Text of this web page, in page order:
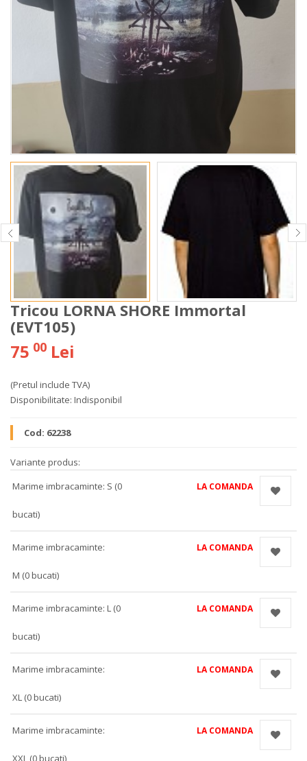
Tricou LORNA SHORE Immortal
(EVT105)
75 00 Lei
(Pretul include TVA)
Disponibilitate: Indisponibil
Cod: 62238
Variante produs:
Marime imbracaminte: S (0
bucati)
LA COMANDA
Marime imbracaminte:
M (0 bucati)
LA COMANDA
Marime imbracaminte: L (0
bucati)
LA COMANDA
Marime imbracaminte:
XL (0 bucati)
LA COMANDA
Marime imbracaminte:
XXL (0 bucati)
LA COMANDA